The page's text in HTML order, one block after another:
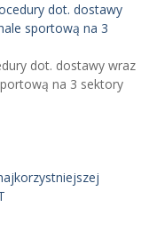
dot. dostawy
sportową na 3
dot. dostawy wraz
na 3 sektory